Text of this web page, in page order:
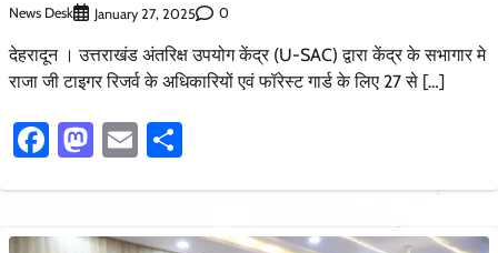
News Desk January 27, 2025 0
देहरादून । उत्तराखंड अंतरिक्ष उपयोग केंद्र (U-SAC) द्वारा केंद्र के सभागार मे
राजा जी टाइगर रिजर्व के अधिकारियों एवं फॉरेस्ट गार्ड के लिए 27 से […]
Facebook
Mastodon
Email